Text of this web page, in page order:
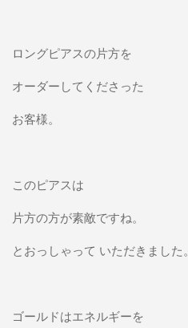
ロングピアスの片方を
オーダーしてくださった
お客様。
このピアスは
片方の方が素敵ですね。
とおっしゃって いただきました。
ゴールドはエネルギーを